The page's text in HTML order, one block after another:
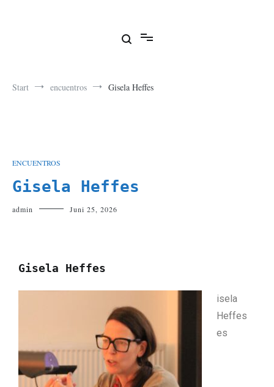
Start encuentros Gisela Heffes
ENCUENTROS
Gisela Heffes
admin Juni 25, 2026
Gisela Heffes
isela
Heffes
es